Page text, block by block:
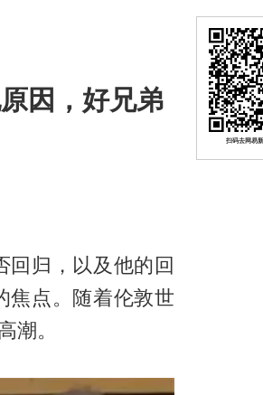
因，好兄弟
回归，以及他的回
焦点。随着伦敦世
潮。
扫码去网易